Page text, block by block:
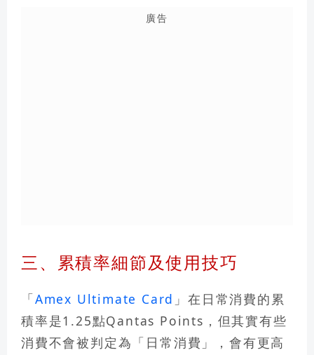
廣告
三、累積率細節及使用技巧
「Amex Ultimate Card 」在日常消費的累
積率是1.25點Qantas Points， 但其實有些
消費不會被判定為「日常消費」，會有更高